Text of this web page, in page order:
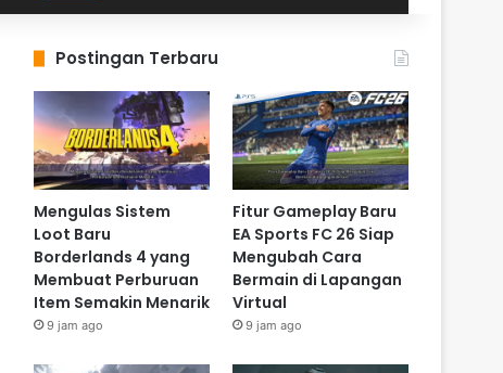
Postingan Terbaru
Mengulas Sistem
Loot Baru
Borderlands 4 yang
Membuat Perburuan
Item Semakin Menarik
9 jam ago
Fitur Gameplay Baru
EA Sports FC 26 Siap
Mengubah Cara
Bermain di Lapangan
Virtual
9 jam ago